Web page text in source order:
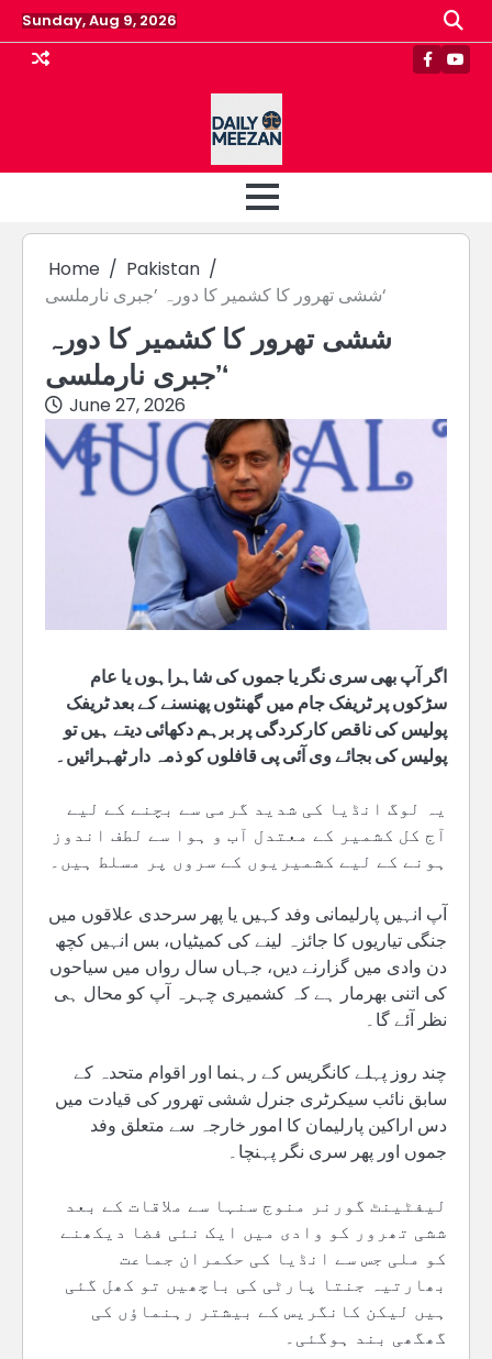
Skip
to
content
Sunday, Aug 9, 2026
Home
Pakistan
ششی تھرور کا کشمیر کا دورہ ’جبری نارملسی‘
ششی تھرور کا کشمیر کا دورہ
’جبری نارملسی‘
June 27, 2026
اگر آپ بھی سری نگر یا جموں کی شاہراہوں یا عام
سڑکوں پر ٹریفک جام میں گھنٹوں پھنسنے کے بعد ٹریفک
پولیس کی ناقص کارکردگی پر برہم دکھائی دیتے ہیں تو
پولیس کی بجائے وی آئی پی قافلوں کو ذمہ دار ٹھہرائیں۔
یہ لوگ انڈیا کی شدید گرمی سے بچنے کے لیے
آج کل کشمیر کے معتدل آب و ہوا سے لطف اندوز
ہونے کے لیے کشمیریوں کے سروں پر مسلط ہیں۔
آپ انہیں پارلیمانی وفد کہیں یا پھر سرحدی علاقوں میں
جنگی تیاریوں کا جائزہ لینے کی کمیٹیاں، بس انہیں کچھ
دن وادی میں گزارنے دیں، جہاں سال رواں میں سیاحوں
کی اتنی بھرمار ہے کہ کشمیری چہرہ آپ کو محال ہی
نظر آئے گا۔
چند روز پہلے کانگریس کے رہنما اور اقوام متحدہ کے
سابق نائب سیکرٹری جنرل ششی تھرور کی قیادت میں
دس اراکین پارلیمان کا امور خارجہ سے متعلق وفد
جموں اور پھر سری نگر پہنچا۔
لیفٹینٹ گورنر منوج سنہا سے ملاقات کے بعد
ششی تھرور کو وادی میں ایک نئی فضا دیکھنے
کو ملی جس سے انڈیا کی حکمران جماعت
بھارتیہ جنتا پارٹی کی باچھیں تو کھل گئی
ہیں لیکن کانگریس کے بیشتر رہنماؤں کی
گھگھی بند ہوگئی۔